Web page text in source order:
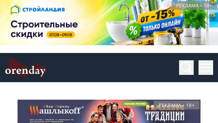
РЕКЛАМА • 18+
РЕКЛАМА • 18+